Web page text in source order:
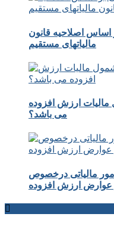
اساس اصلاحیه قانون
مالیاتهای مستقیم
ارزش افزوده
می باشد؟
مالیاتی درخصوص
عوارض ارزش افزوده